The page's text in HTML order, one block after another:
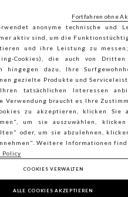
Ovs S.p.A. MwSt.-Nr. 04240010274 -
Kap. 290.923.470 -2.4.0
der Seite von STEFANEL
Sie Ihren Standort
BESTÄTIGEN
anonyme technische und
aktiv sind, um die
und ihre Leistung zu
Cookies), die auch von
hingegen dazu, Ihre
gezielte Produkte und
tatsächlichen Interessen
Verwendung braucht es Ihre
zu akzeptieren, klicken Sie
um sie auszuwählen,
oder, um sie abzulehnen,
Weitere Informationen
Policy
COOKIES VERWALTEN
ALLE COOKIES AKZEPTIEREN
Fortfahren ohne